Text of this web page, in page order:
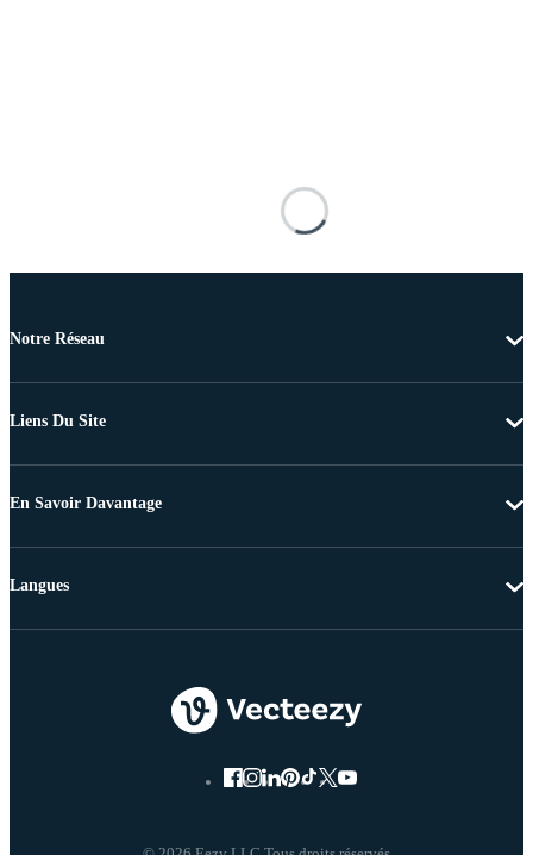
Notre Réseau
Liens Du Site
En Savoir Davantage
Langues